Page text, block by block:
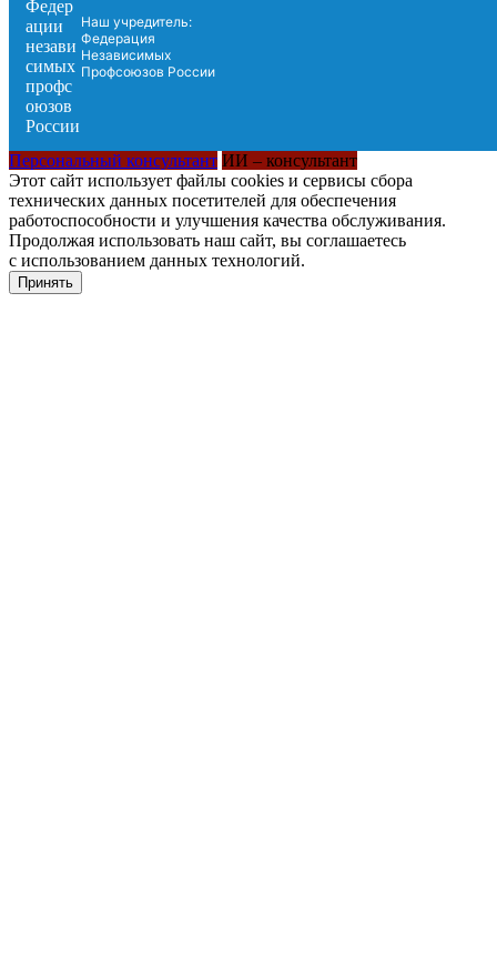
Наш учредитель:
Федерация
Независимых
Профсоюзов России
Персональный консультант ИИ – консультант
Этот сайт использует файлы cookies и сервисы сбора
технических данных посетителей для обеспечения
работоспособности и улучшения качества обслуживания.
Продолжая использовать наш сайт, вы соглашаетесь
с использованием данных технологий.
Принять